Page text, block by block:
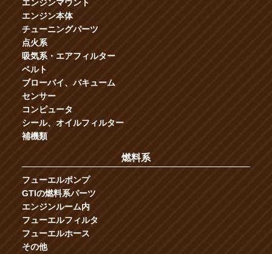
エンジンマウント
エンジン本体
チューニングパーツ
点火系
吸気系・エアフィルター
ベルト
ブローバイ、バキューム
センサー
コンピュータ
シール、オイルフィルター
補機類
燃料系
フューエルポンプ
GTIの燃料系パーツ
エンジンルーム内
フューエルフィルタ
フューエルホース
その他